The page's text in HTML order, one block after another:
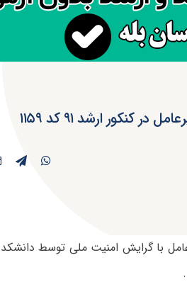
کنکور ارشد ۹۱ کد ۱۱۵۹
با گرایش امنیت ملی توسط